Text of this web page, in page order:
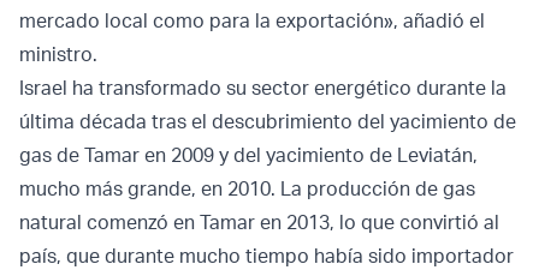
mercado local como para la exportación», añadió el
ministro.
Israel ha transformado su sector energético durante la
última década tras el descubrimiento del yacimiento de
gas de Tamar en 2009 y del yacimiento de Leviatán,
mucho más grande, en 2010. La producción de gas
natural comenzó en Tamar en 2013, lo que convirtió al
país, que durante mucho tiempo había sido importador